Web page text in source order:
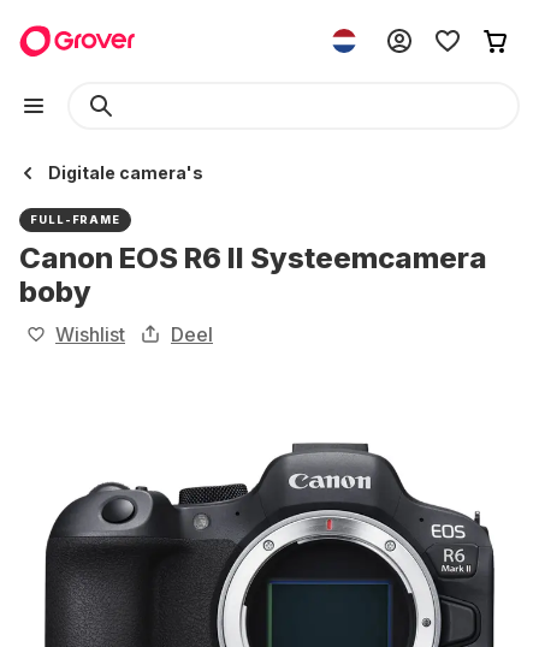
Digitale camera's
FULL-FRAME
Canon EOS R6 II Systeemcamera
boby
Wishlist Deel